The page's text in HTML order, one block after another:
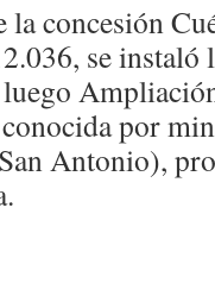
la concesión
se
por
Antonio),